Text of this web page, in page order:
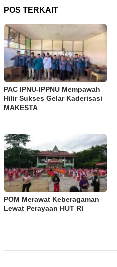
POS TERKAIT
PAC IPNU-IPPNU Mempawah
Hilir Sukses Gelar Kaderisasi
MAKESTA
POM Merawat Keberagaman
Lewat Perayaan HUT RI